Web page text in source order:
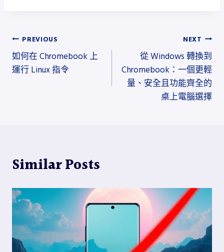
文
章
PREVIOUS
如何在 Chromebook 上
運行 Linux 指令
NEXT
從 Windows 轉換到
Chromebook：一個更輕
量、安全且功能齊全的
桌上電腦選擇
Similar Posts